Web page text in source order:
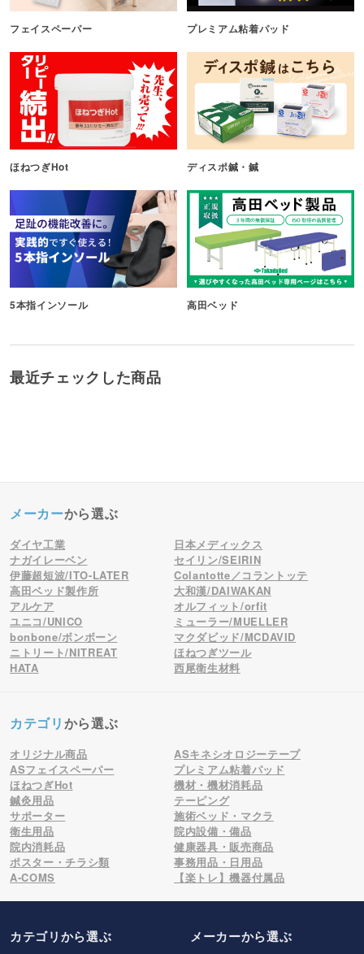
フェイスペーパー プレミアム粘着パッド
ほねつぎHot ディスポ鍼・鍼
5本指インソール 高田ベッド
最近チェックした商品
メーカーから選ぶ
ダイヤ工業
日本メディックス
ナガイレーベン
セイリン/SEIRIN
伊藤超短波/ITO-LATER
Colantotte／コラントッテ
高田ベッド製作所
大和漢/DAIWAKAN
アルケア
オルフィット/orfit
ユニコ/UNICO
ミューラー/MUELLER
bonbone/ボンボーン
マクダビッド/MCDAVID
ニトリート/NITREAT
ほねつぎツール
HATA
西尾衛生材料
カテゴリから選ぶ
オリジナル商品
ASキネシオロジーテープ
ASフェイスペーパー
プレミアム粘着パッド
ほねつぎHot
機材・機材消耗品
鍼灸用品
テーピング
サポーター
施術ベッド・マクラ
衛生用品
院内設備・備品
院内消耗品
健康器具・販売商品
ポスター・チラシ類
事務用品・日用品
A-COMS
【楽トレ】機器付属品
カテゴリから選ぶ メーカーから選ぶ